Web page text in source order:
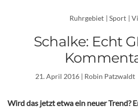
Ruhrgebiet | Sport |
Schalke: Echt
21. April 2016| Robin Patzwaldt
Wird das jetzt etwa ein neuer Trend?